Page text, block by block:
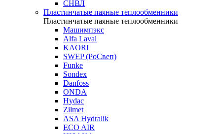
СНВЛ
Пластинчатые паяные теплообменники
Пластинчатые паяные теплообменники
Машимпэкс
Alfa Laval
KAORI
SWEP (РоСвеп)
Funke
Sondex
Danfoss
ONDA
Hydac
Zilmet
ASA Hydralik
ECO AIR